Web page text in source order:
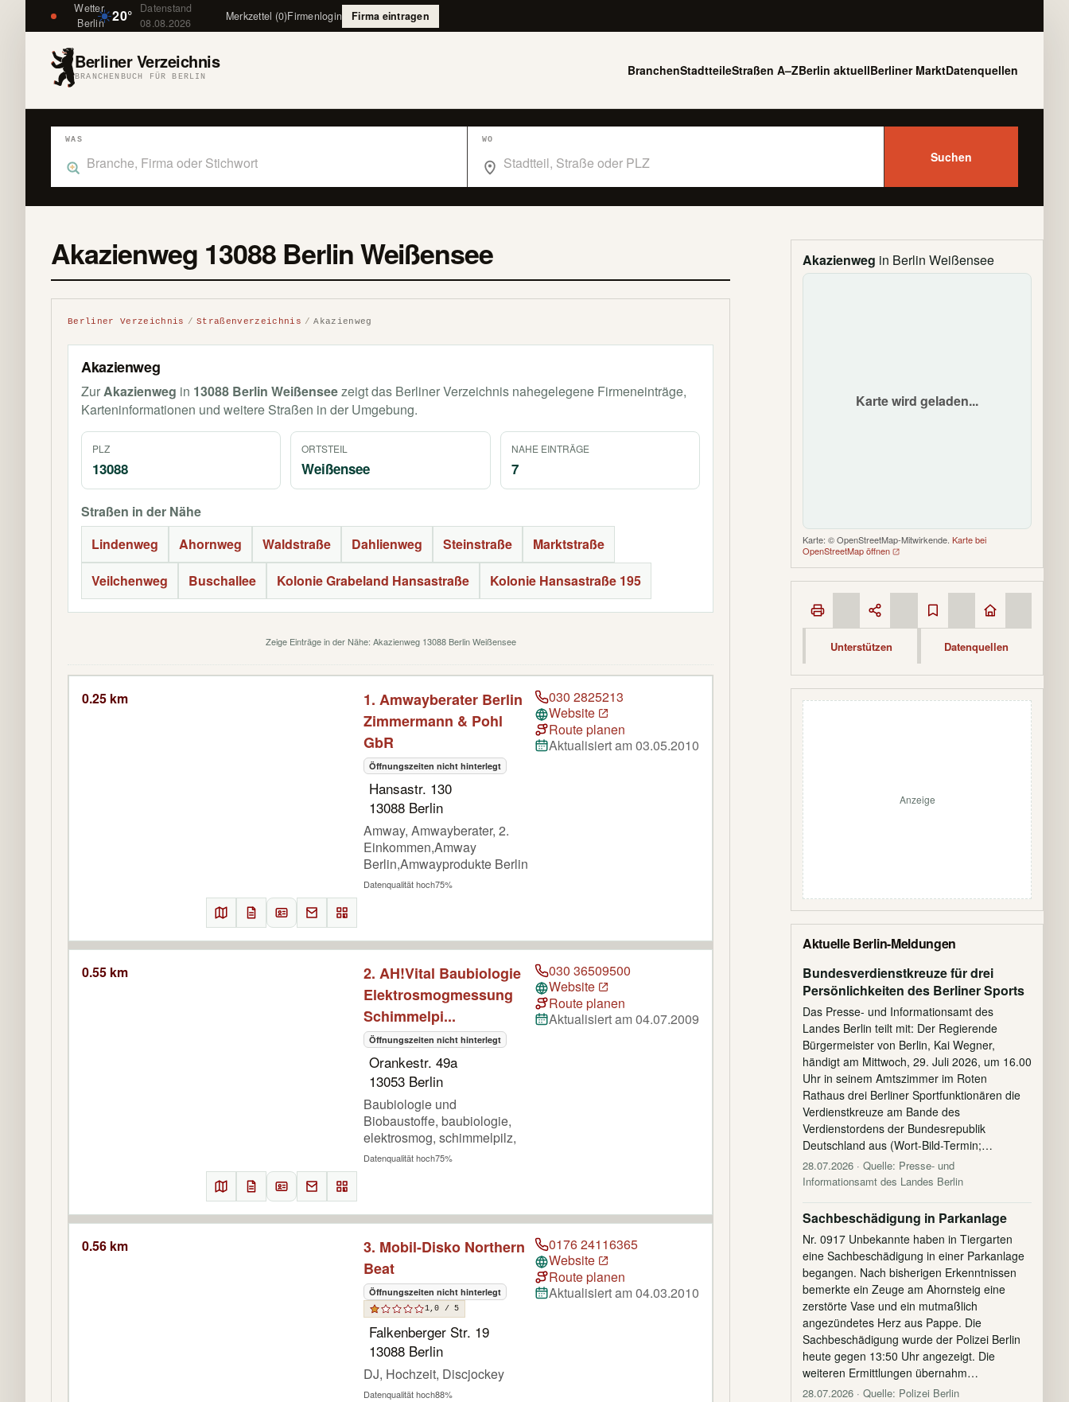
Wetter
Berlin 20°
Datenstand
08.08.2026
Merkzettel (0)Firmenlogin Firma eintragen
Berliner Verzeichnis
BRANCHENBUCH FÜR BERLIN BranchenStadtteileStraßen A–ZBerlin aktuellBerliner MarktDatenquellen
WAS WO
Suchen
Akazienweg in Berlin Weißensee
Karte wird geladen...
Karte: © OpenStreetMap-Mitwirkende. Karte bei
OpenStreetMap öffnen
Unterstützen Datenquellen
Anzeige
Aktuelle Berlin-Meldungen
Bundesverdienstkreuze für drei
Persönlichkeiten des Berliner Sports
Das Presse- und Informationsamt des
Landes Berlin teilt mit: Der Regierende
Bürgermeister von Berlin, Kai Wegner,
händigt am Mittwoch, 29. Juli 2026, um 16.00
Uhr in seinem Amtszimmer im Roten
Rathaus drei Berliner Sportfunktionären die
Verdienstkreuze am Bande des
Verdienstordens der Bundesrepublik
Deutschland aus (Wort-Bild-Termin;…
28.07.2026 · Quelle: Presse- und
Informationsamt des Landes Berlin
Sachbeschädigung in Parkanlage
Nr. 0917 Unbekannte haben in Tiergarten
eine Sachbeschädigung in einer Parkanlage
begangen. Nach bisherigen Erkenntnissen
bemerkte ein Zeuge am Ahornsteig eine
zerstörte Vase und ein mutmaßlich
angezündetes Herz aus Pappe. Die
Sachbeschädigung wurde der Polizei Berlin
heute gegen 13:50 Uhr angezeigt. Die
weiteren Ermittlungen übernahm…
28.07.2026 · Quelle: Polizei Berlin
Akazienweg 13088 Berlin Weißensee
Berliner Verzeichnis Straßenverzeichnis Akazienweg
Akazienweg
ZurAkazienweg in 13088 Berlin Weißenseezeigt das Berliner Verzeichnis nahegelegene Firmeneinträge,
Karteninformationen und weitere Straßen in der Umgebung.
PLZ
13088
ORTSTEIL
Weißensee
NAHE EINTRÄGE
7
Straßen in der Nähe
Lindenweg
Ahornweg Waldstraße Dahlienweg Steinstraße
Marktstraße
Veilchenweg
Buschallee Kolonie Grabeland Hansastraße Kolonie Hansastraße 195
Zeige Einträge in der Nähe: Akazienweg 13088 Berlin Weißensee
0.25 km
1. Amwayberater Berlin
Zimmermann & Pohl
GbR
Öffnungszeiten nicht hinterlegt
Hansastr. 130
13088 Berlin
Amway, Amwayberater, 2.
Einkommen,Amway
Berlin,Amwayprodukte Berlin
Datenqualität hoch75%
030 2825213
Website
Route planen
Aktualisiert am 03.05.2010
0.55 km
2. AH!Vital Baubiologie
Elektrosmogmessung
Schimmelpi...
Öffnungszeiten nicht hinterlegt
Orankestr. 49a
13053 Berlin
Baubiologie und
Biobaustoffe, baubiologie,
elektrosmog, schimmelpilz,
Datenqualität hoch75%
030 36509500
Website
Route planen
Aktualisiert am 04.07.2009
0.56 km
3. Mobil-Disko Northern
Beat
Öffnungszeiten nicht hinterlegt
1,0 / 5
Falkenberger Str. 19
13088 Berlin
DJ, Hochzeit, Discjockey
Datenqualität hoch88%
0176 24116365
Website
Route planen
Aktualisiert am 04.03.2010